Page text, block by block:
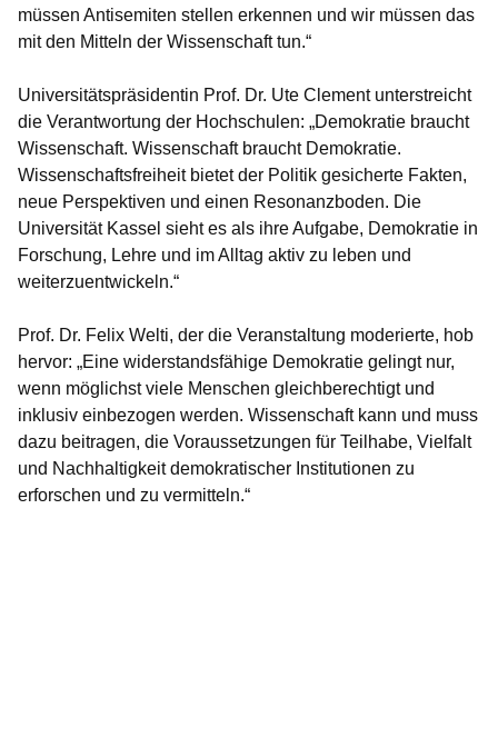
müssen Antisemiten stellen erkennen und wir müssen das
mit den Mitteln der Wissenschaft tun.“
Universitätspräsidentin Prof. Dr. Ute Clementunterstreicht
die Verantwortung der Hochschulen: „Demokratie braucht
Wissenschaft. Wissenschaft braucht Demokratie.
Wissenschaftsfreiheit bietet der Politik gesicherte Fakten,
neue Perspektiven und einen Resonanzboden. Die
Universität Kassel sieht es als ihre Aufgabe, Demokratie in
Forschung, Lehre und im Alltag aktiv zu leben und
weiterzuentwickeln.“
Prof. Dr. Felix Welti, der die Veranstaltung moderierte, hob
hervor: „Eine widerstandsfähige Demokratie gelingt nur,
wenn möglichst viele Menschen gleichberechtigt und
inklusiv einbezogen werden. Wissenschaft kann und muss
dazu beitragen, die Voraussetzungen für Teilhabe, Vielfalt
und Nachhaltigkeit demokratischer Institutionen zu
erforschen und zu vermitteln.“